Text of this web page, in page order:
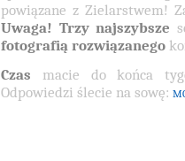
powiązane z Zielarstwem!
Uwaga! Trzy najszybsze
fotografią rozwiązanego
Czas macie do końca
Odpowiedzi ślecie na sowę: